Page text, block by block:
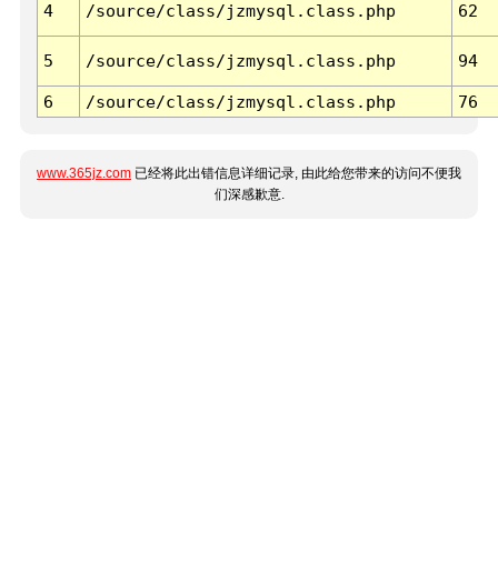
4 /source/class/jzmysql.class.php 62
5 /source/class/jzmysql.class.php 94
6 /source/class/jzmysql.class.php 76
www.365jz.com 已经将此出错信息详细记录, 由此给您带来的访问不便我
们深感歉意.